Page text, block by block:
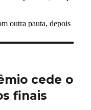
cede o
finais